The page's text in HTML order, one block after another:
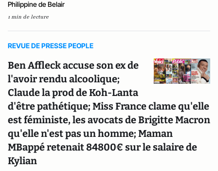
Philippine de Belair
1 min de lecture
REVUE DE PRESSE PEOPLE
Ben Affleck accuse son ex de
l'avoir rendu alcoolique;
Claude la prod de Koh-Lanta
d'être pathétique; Miss France clame qu'elle
est féministe, les avocats de Brigitte Macron
qu'elle n'est pas un homme; Maman
MBappé retenait 84800€ sur le salaire de
Kylian